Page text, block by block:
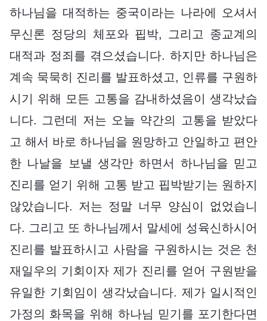
하나님을 대적하는 중국이라는 나라에 오셔서
무신론 정당의 체포와 핍박, 그리고 종교계의
대적과 정죄를 겪으셨습니다. 하지만 하나님은
계속 묵묵히 진리를 발표하셨고, 인류를 구원하
시기 위해 모든 고통을 감내하셨음이 생각났습
니다. 그런데 저는 오늘 약간의 고통을 받았다
고 해서 바로 하나님을 원망하고 안일하고 편안
한 나날을 보낼 생각만 하면서 하나님을 믿고
진리를 얻기 위해 고통 받고 핍박받기는 원하지
않았습니다. 저는 정말 너무 양심이 없었습니
다. 그리고 또 하나님께서 말세에 성육신하시어
진리를 발표하시고 사람을 구원하시는 것은 천
재일우의 기회이자 제가 진리를 얻어 구원받을
유일한 기회임이 생각났습니다. 제가 일시적인
가정의 화목을 위해 하나님 믿기를 포기한다면